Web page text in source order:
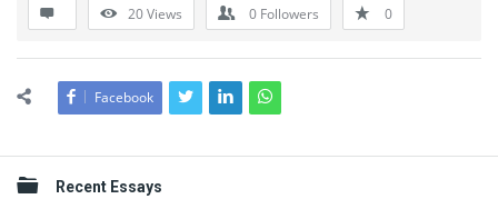
20Views 0 Followers 0
Facebook
Sidebar
Recent Essays